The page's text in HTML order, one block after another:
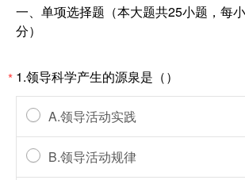
一、单项选择题（本大题共25小题，每
分）
* 1.领导科学产生的源泉是（）
A.领导活动实践
B.领导活动规律